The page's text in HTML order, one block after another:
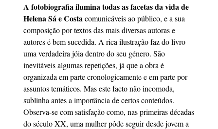
A fotobiografia ilumina todas as facetas da vida de
Helena Sá e Costacomunicáveis ao público, e a sua
composição por textos das mais diversas autoras e
autores é bem sucedida. A rica ilustração faz do livro
uma verdadeira jóia dentro do seu género. São
inevitáveis algumas repetições, já que a obra é
organizada em parte cronologicamente e em parte por
assuntos temáticos. Mas este facto não incomoda,
sublinha antes a importância de certos conteúdos.
Observa-se com satisfação como, nas primeiras décadas
do século XX, uma mulher pôde seguir desde jovem a